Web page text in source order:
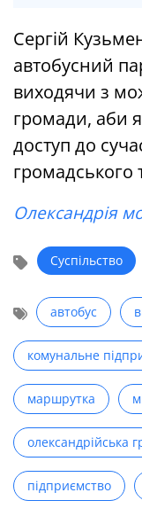
Сергій
автобусний
виходячи з
громади, аби
доступ до
громадського
Олександрія
Суспільство
автобус
комунальне
маршрутка
олександрійська
підприємство